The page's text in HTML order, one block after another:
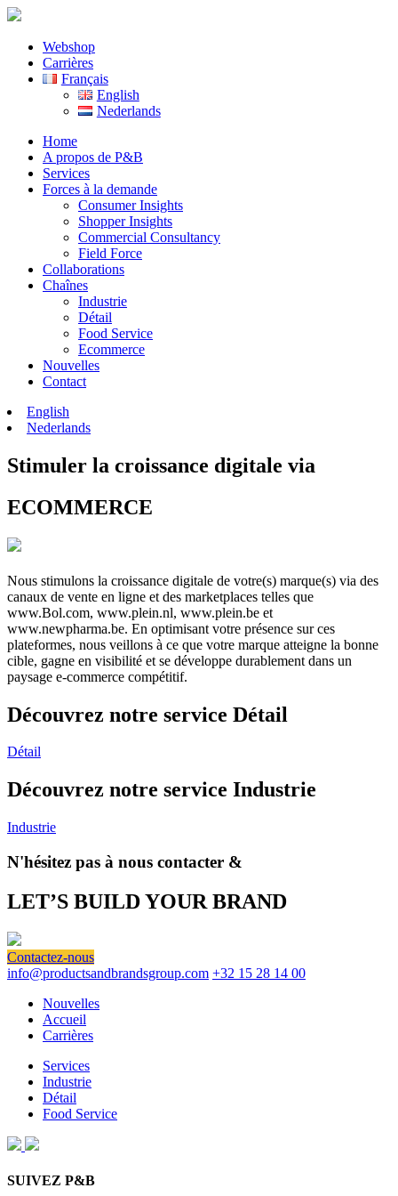
Webshop
Carrières
Français
English
Nederlands
Home
A propos de P&B
Services
Forces à la demande
Consumer Insights
Shopper Insights
Commercial Consultancy
Field Force
Collaborations
Chaînes
Industrie
Détail
Food Service
Ecommerce
Nouvelles
Contact
English
Nederlands
Stimuler la croissance digitale via
ECOMMERCE
Nous stimulons la croissance digitale de votre(s) marque(s) via des
canaux de vente en ligne et des marketplaces telles que
www.Bol.com, www.plein.nl, www.plein.be et
www.newpharma.be. En optimisant votre présence sur ces
plateformes, nous veillons à ce que votre marque atteigne la bonne
cible, gagne en visibilité et se développe durablement dans un
paysage e-commerce compétitif.
Découvrez notre service Détail
Détail
Découvrez notre service Industrie
Industrie
N'hésitez pas à nous contacter &
LET’S BUILD YOUR BRAND
Contactez-nous
info@productsandbrandsgroup.com +32 15 28 14 00
Nouvelles
Accueil
Carrières
Services
Industrie
Détail
Food Service
SUIVEZ P&B